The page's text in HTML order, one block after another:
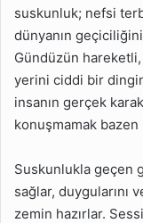
suskunluk; nefsi
dünyanın
Gündüzün hareketli,
yerini ciddi bir
insanın gerçek
konuşmamak bazen
Suskunlukla geçen
sağlar, duygularını
zemin hazırlar.